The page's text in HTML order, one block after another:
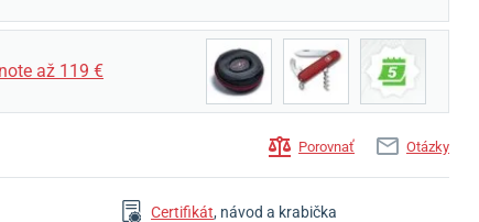
až 119 €
Porovnať Otázky
Certifikát, návod a krabička